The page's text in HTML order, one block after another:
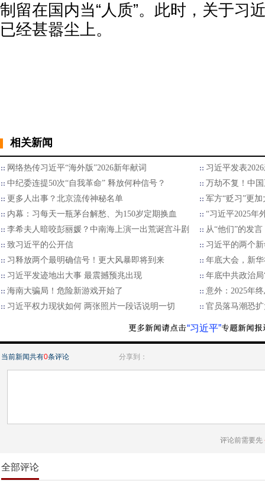
制留在国内当“人质”。此时，关于习
已经甚嚣尘上。
相关新闻
网络热传习近平“海外版”2026新年献词
习近平发表
中纪委连提50次“自我革命” 释放何种信号？
万劫不复！中
更多人出事？北京流传神秘名单
军方“贬习”更加
内幕：习每天一瓶茅台解愁、为150岁定期换血
“习近平2025年
李希夫人暗咬彭丽媛？中南海上演一出荒诞宫斗剧
从“他们”的发
致习近平的公开信
习近平的两个
习释放两个最明确信号！更大风暴即将到来
年底大会，新
习近平发迹地出大事 最震撼预兆出现
年底中共政治
海南大骗局！危险新游戏开始了
意外：2025年
习近平权力现状如何 两张照片一段话说明一切
官员落马潮恐
“习近平”
当前新闻共有0条评论 分享到：
评论前需要先
全部评论